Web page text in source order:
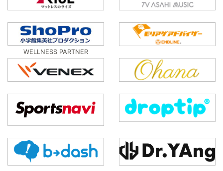
WELLNESS PARTNER